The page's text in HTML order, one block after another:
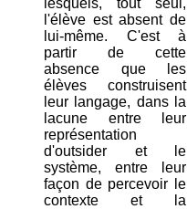
lesquels, tout seul,
l'élève est absent de
lui-même. C'est à
partir de cette
absence que les
élèves construisent
leur langage, dans la
lacune entre leur
représentation
d'outsider et le
système, entre leur
façon de percevoir le
contexte et la